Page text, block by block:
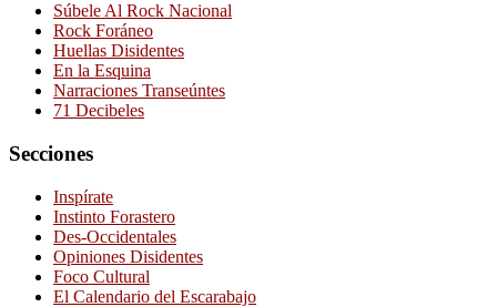
Súbele Al Rock Nacional
Rock Foráneo
Huellas Disidentes
En la Esquina
Narraciones Transeúntes
71 Decibeles
Secciones
Inspírate
Instinto Forastero
Des-Occidentales
Opiniones Disidentes
Foco Cultural
El Calendario del Escarabajo